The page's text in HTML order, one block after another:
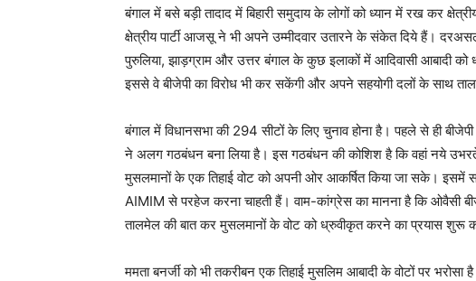
बंगाल में बसे बड़ी तादाद में बिहारी समुदाय के लोगों को ध्यान में रख कर
क्षेत्रीय पार्टी आजसू ने भी अपने उम्मीदवार उतारने के संकेत दिये हैं।
पुरुलिया, झाड़ग्राम और उत्तर बंगाल के कुछ इलाकों में आदिवासी आबादी
इससे वे बीजेपी का विरोध भी कर सकेंगी और अपने सहयोगी दलों के साथ
बंगाल में विधानसभा की 294 सीटों के लिए चुनाव होना है। पहले से ही
ने अलग गठबंधन बना लिया है। इस गठबंधन की कोशिश है कि वहां नये
मुसलमानों के एक तिहाई वोट को अपनी ओर आकर्षित किया जा सके। इसमें
AIMIM से परहेज करना चाहती हैं। वाम-कांग्रेस का मानना है कि ओवैसी
तालमेल की बात कर मुसलमानों के वोट को ध्रुवीकृत करने का प्रयास शुरू
ममता बनर्जी को भी तकरीबन एक तिहाई मुसलिम आबादी के वोटों पर